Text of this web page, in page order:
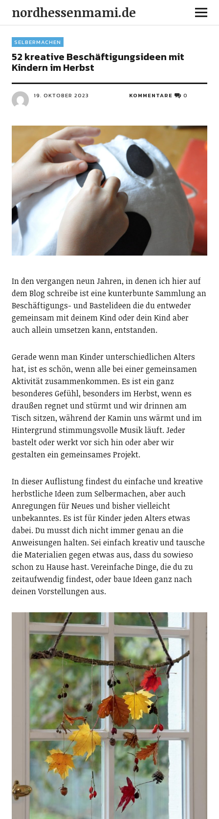
nordhessenmami.de
SELBERMACHEN
52 kreative Beschäftigungsideen mit
Kindern im Herbst
19. OKTOBER 2023 KOMMENTARE 0
In den vergangen neun Jahren, in denen ich hier auf
dem Blog schreibe ist eine kunterbunte Sammlung an
Beschäftigungs- und Bastelideen die du entweder
gemeinsam mit deinem Kind oder dein Kind aber
auch allein umsetzen kann, entstanden.
Gerade wenn man Kinder unterschiedlichen Alters
hat, ist es schön, wenn alle bei einer gemeinsamen
Aktivität zusammenkommen. Es ist ein ganz
besonderes Gefühl, besonders im Herbst, wenn es
draußen regnet und stürmt und wir drinnen am
Tisch sitzen, während der Kamin uns wärmt und im
Hintergrund stimmungsvolle Musik läuft. Jeder
bastelt oder werkt vor sich hin oder aber wir
gestalten ein gemeinsames Projekt.
In dieser Auflistung findest du einfache und kreative
herbstliche Ideen zum Selbermachen, aber auch
Anregungen für Neues und bisher vielleicht
unbekanntes. Es ist für Kinder jeden Alters etwas
dabei. Du musst dich nicht immer genau an die
Anweisungen halten. Sei einfach kreativ und tausche
die Materialien gegen etwas aus, dass du sowieso
schon zu Hause hast. Vereinfache Dinge, die du zu
zeitaufwendig findest, oder baue Ideen ganz nach
deinen Vorstellungen aus.